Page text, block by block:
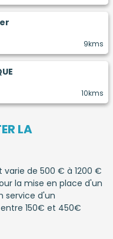
9kms
10kms
LA
varie de 500 € à 1200 €
la mise en place d'un
service d'un
150€ et 450€